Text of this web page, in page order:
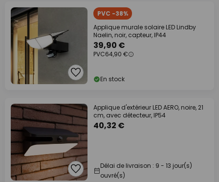
PVC -38%
Applique murale solaire LED Lindby
Naelin, noir, capteur, IP44
39,90 €
PVC64,90 €
En stock
Applique d'extérieur LED AERO, noire, 21
cm, avec détecteur, IP54
40,32 €
Délai de livraison : 9 - 13 jour(s)
ouvré(s)